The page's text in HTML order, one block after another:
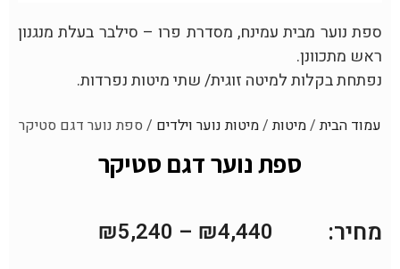
ספת נוער מבית עמינח, מסדרת פרו – סילבר בעלת מנגנון
ראש מתכוונן.
נפתחת בקלות למיטה זוגית/ שתי מיטות נפרדות.
עמוד הבית/מיטות/מיטות נוער וילדים / ספת נוער דגם סטיקר
ספת נוער דגם סטיקר
מחיר: ₪4,440
–
₪5,240